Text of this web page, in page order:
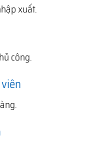
xuất.
công.